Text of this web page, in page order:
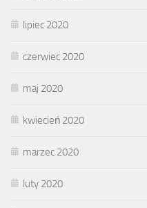
lipiec 2020
czerwiec 2020
maj 2020
kwiecień 2020
marzec 2020
luty 2020